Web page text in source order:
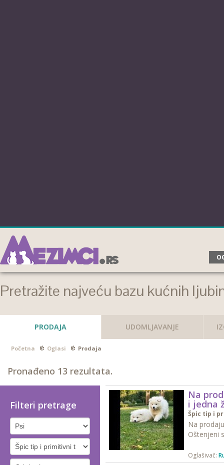
Pretražite najveću bazu kućnih
PRODAJA UDOMLJAVANJE
Početna Oglasi Prodaja
Pronađeno 13 rezultata.
Filteri pretrage
Na
i jedna
Špic tip i
Na
Oštenjeni
Oglašivač: